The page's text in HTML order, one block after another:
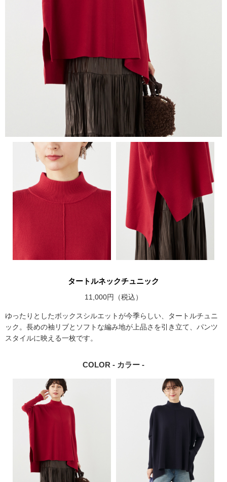
タートルネックチュニック
11,000円（税込）
ゆったりとしたボックスシルエットが今季らしい、タートルチュニ
ック。長めの袖リブとソフトな編み地が上品さを引き立て、パンツ
スタイルに映える一枚です。
COLOR - カラー -